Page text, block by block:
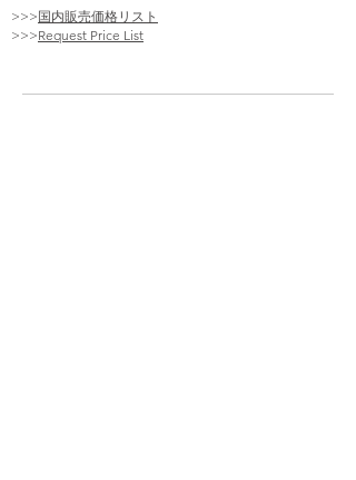
>>>国内販売価格リスト
>>>Request Price List